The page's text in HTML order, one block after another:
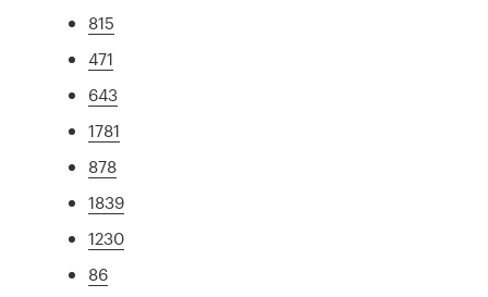
815
471
643
1781
878
1839
1230
86